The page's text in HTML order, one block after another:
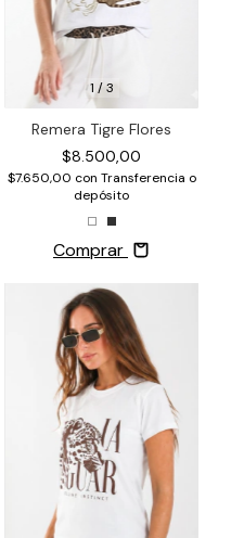
1 /3
Remera Tigre Flores
$8.500,00
$7.650,00 con Transferencia o
depósito
Comprar